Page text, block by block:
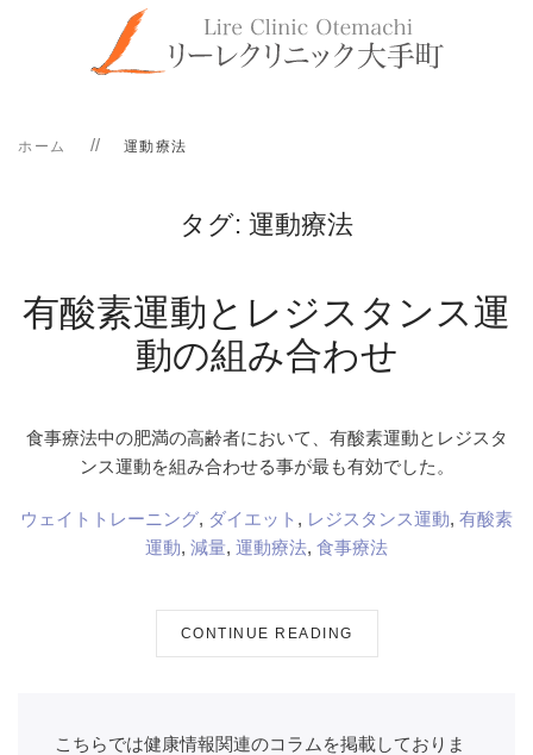
ホーム 運動療法
タグ: 運動療法
有酸素運動とレジスタンス運
動の組み合わせ
食事療法中の肥満の高齢者において、有酸素運動とレジスタ
ンス運動を組み合わせる事が最も有効でした。
ウェイトトレーニング, ダイエット , レジスタンス運動, 有酸素
運動, 減量, 運動療法, 食事療法
CONTINUE READING
こちらでは健康情報関連のコラムを掲載しておりま